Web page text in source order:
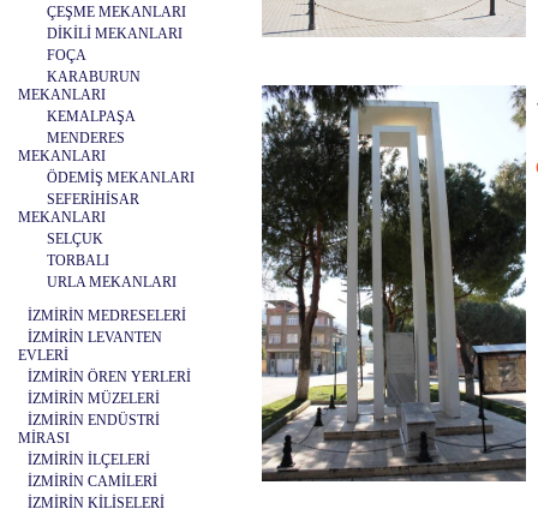
ÇEŞME MEKANLARI
DİKİLİ MEKANLARI
FOÇA
KARABURUN
MEKANLARI
KEMALPAŞA
MENDERES
MEKANLARI
ÖDEMİŞ MEKANLARI
SEFERİHİSAR
MEKANLARI
SELÇUK
TORBALI
URLA MEKANLARI
İZMİRİN MEDRESELERİ
İZMİRİN LEVANTEN
EVLERİ
İZMİRİN ÖREN YERLERİ
İZMİRİN MÜZELERİ
İZMİRİN ENDÜSTRİ
MİRASI
İZMİRİN İLÇELERİ
İZMİRİN CAMİLERİ
İZMİRİN KİLİSELERİ